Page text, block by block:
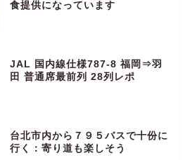
食提供になっています
JAL 国内線仕様787-8 福岡⇒羽
田 普通席最前列 28列レポ
台北市内から７９５バスで十份に
行く：寄り道も楽しそう